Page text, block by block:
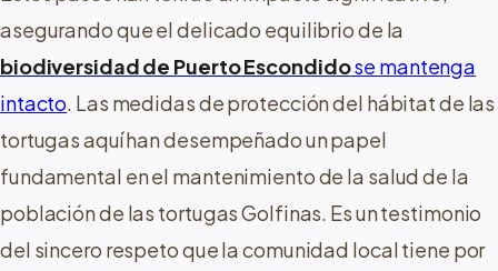
asegurando que el delicado equilibrio de la
biodiversidad de Puerto Escondidose mantenga
intacto. Las medidas de protección del hábitat de las
tortugas aquí han desempeñado un papel
fundamental en el mantenimiento de la salud de la
población de las tortugas Golfinas. Es un testimonio
del sincero respeto que la comunidad local tiene por